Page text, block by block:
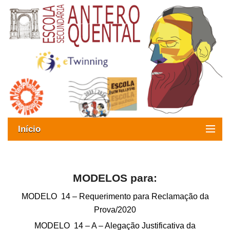
Início
SIGE
MODELOS para:
MODELO 14 – Requerimento para Reclamação da
Prova/2020
MODELO 14 – A – Alegação Justificativa da